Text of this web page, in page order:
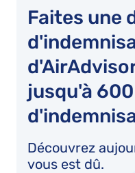
Faites une
jusqu'à
Découvrez
vous est dû.